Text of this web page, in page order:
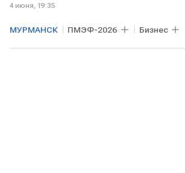
4 июня, 19:35
МУРМАНСК ПМЭФ-2026 Бизнес
РОССИЯ